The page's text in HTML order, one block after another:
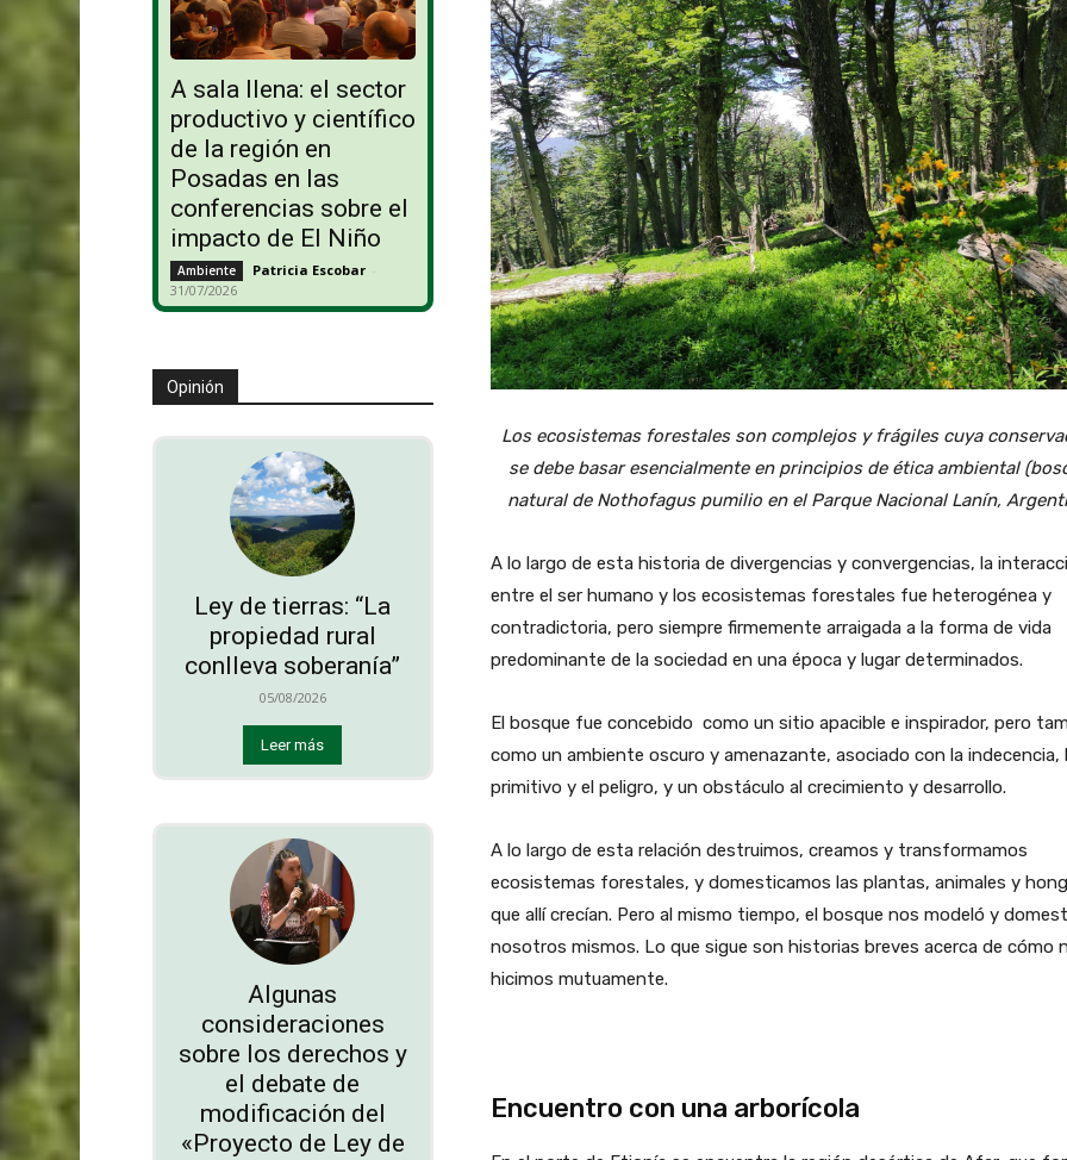
A sala llena: el sector
productivo y científico
de la región en
Posadas en las
conferencias sobre el
impacto de El Niño
Ambiente Patricia Escobar -
31/07/2026
Opinión
Ley de tierras: “La
propiedad rural
conlleva soberanía”
05/08/2026
Leer más
Algunas
consideraciones
sobre los derechos y
el debate de
modificación del
«Proyecto de Ley de
Los ecosistemas forestales son complejos y frágiles cuya
se debe basar esencialmente en principios de ética ambiental
natural de Nothofagus pumilio en el Parque Nacional Lanín,
A lo largo de esta historia de divergencias y convergencias, la
entre el ser humano y los ecosistemas forestales fue heterogénea y
contradictoria, pero siempre firmemente arraigada a la forma de vida
predominante de la sociedad en una época y lugar determinados.
El bosque fue concebido como un sitio apacible e inspirador, pero
como un ambiente oscuro y amenazante, asociado con la indecencia,
primitivo y el peligro, y un obstáculo al crecimiento y desarrollo.
A lo largo de esta relación destruimos, creamos y transformamos
ecosistemas forestales, y domesticamos las plantas, animales y
que allí crecían. Pero al mismo tiempo, el bosque nos modeló y
nosotros mismos. Lo que sigue son historias breves acerca de cómo
hicimos mutuamente.
Encuentro con una arborícola